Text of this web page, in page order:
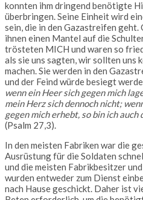
konnten ihm dringend benötigte
überbringen. Seine Einheit wird
sein, die in den Gazastreifen
ihnen einen Mantel auf die
trösteten MICH und waren so
als sie uns sagten, wir sollten uns
machen. Sie werden in den
und der Feind würde besiegt
wenn ein Heer sich gegen mich
mein Herz sich dennoch nicht;
gegen mich erhebt, so bin ich auch
(Psalm 27,3).
In den meisten Fabriken war die
Ausrüstung für die Soldaten
und die meisten Fabrikbesitzer
wurden entweder zum Dienst
nach Hause geschickt. Daher ist